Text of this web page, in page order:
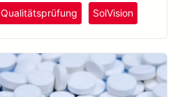
Qualitätsprüfung SolVision